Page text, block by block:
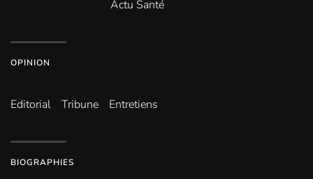
Actu Santé
OPINION
Editorial Tribune Entretiens
BIOGRAPHIES